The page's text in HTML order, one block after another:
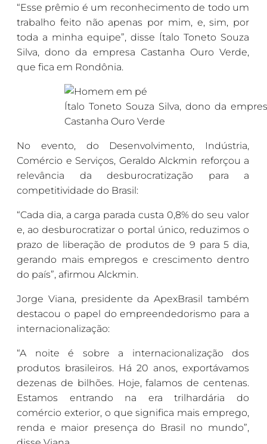
“Esse prêmio é um reconhecimento de todo um
trabalho feito não apenas por mim, e, sim, por
toda a minha equipe”, disse Ítalo Toneto Souza
Silva, dono da empresa Castanha Ouro Verde,
que fica em Rondônia.
Ítalo Toneto Souza Silva, dono da
Castanha Ouro Verde
No evento, do Desenvolvimento, Indústria,
Comércio e Serviços, Geraldo Alckmin reforçou a
relevância da desburocratização para a
competitividade do Brasil:
“Cada dia, a carga parada custa 0,8% do seu valor
e, ao desburocratizar o portal único, reduzimos o
prazo de liberação de produtos de 9 para 5 dia,
gerando mais empregos e crescimento dentro
do país”, afirmou Alckmin.
Jorge Viana, presidente da ApexBrasil também
destacou o papel do empreendedorismo para a
internacionalização:
“A noite é sobre a internacionalização dos
produtos brasileiros. Há 20 anos, exportávamos
dezenas de bilhões. Hoje, falamos de centenas.
Estamos entrando na era trilhardária do
comércio exterior, o que significa mais emprego,
renda e maior presença do Brasil no mundo”,